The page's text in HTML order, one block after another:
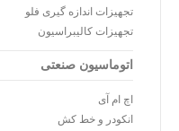
تجهیزات اندازه گیری فلو
تجهیزات کالیبراسیون
اتوماسیون صنعتی
اچ ام آی
انکودر و خط کش